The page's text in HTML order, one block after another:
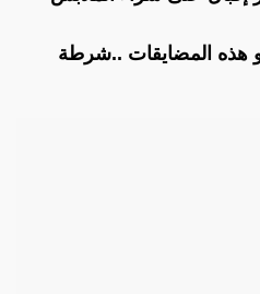
هذه المضايقات ..شرطة